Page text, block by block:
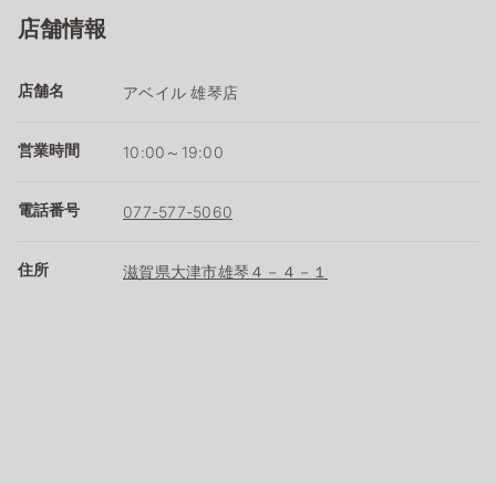
店舗情報
店舗名 アベイル 雄琴店
営業時間 10:00～19:00
電話番号 077-577-5060
住所 滋賀県大津市雄琴４－４－１